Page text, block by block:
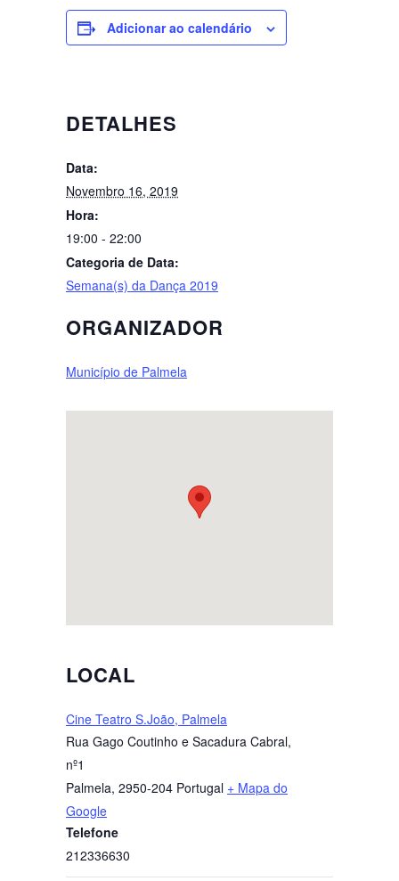
Adicionar ao calendário
DETALHES
Data:
Novembro 16, 2019
Hora:
19:00 - 22:00
Categoria de Data:
Semana(s) da Dança 2019
ORGANIZADOR
Município de Palmela
LOCAL
Cine Teatro S.João, Palmela
Rua Gago Coutinho e Sacadura Cabral,
nº1
Palmela, 2950-204 Portugal + Mapa do
Google
Telefone
212336630